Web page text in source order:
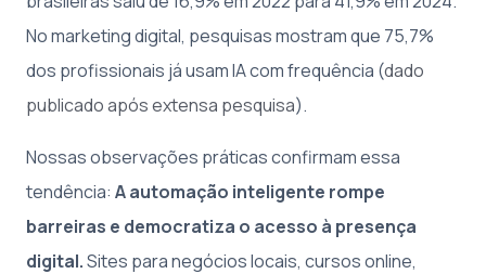
No marketing digital, pesquisas mostram que 75,7%
dos profissionais já usam IA com frequência (dado
publicado após extensa pesquisa).
Nossas observações práticas confirmam essa
tendência: A automação inteligente rompe
barreiras e democratiza o acesso à presença
digital.Sites para negócios locais, cursos online,